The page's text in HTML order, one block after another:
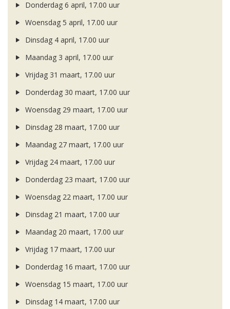
Donderdag 6 april, 17.00 uur
Woensdag 5 april, 17.00 uur
Dinsdag 4 april, 17.00 uur
Maandag 3 april, 17.00 uur
Vrijdag 31 maart, 17.00 uur
Donderdag 30 maart, 17.00 uur
Woensdag 29 maart, 17.00 uur
Dinsdag 28 maart, 17.00 uur
Maandag 27 maart, 17.00 uur
Vrijdag 24 maart, 17.00 uur
Donderdag 23 maart, 17.00 uur
Woensdag 22 maart, 17.00 uur
Dinsdag 21 maart, 17.00 uur
Maandag 20 maart, 17.00 uur
Vrijdag 17 maart, 17.00 uur
Donderdag 16 maart, 17.00 uur
Woensdag 15 maart, 17.00 uur
Dinsdag 14 maart, 17.00 uur